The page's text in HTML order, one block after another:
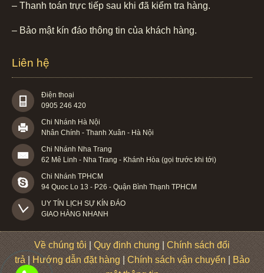
– Thanh toán trực tiếp sau khi đã kiểm tra hàng.
– Bảo mật kín đáo thông tin của khách hàng.
Liên hệ
Điện thoại
0905 246 420
Chi Nhánh Hà Nội
Nhân Chính - Thanh Xuân - Hà Nội
Chi Nhánh Nha Trang
62 Mê Linh - Nha Trang - Khánh Hòa (gọi trước khi tới)
Chi Nhánh TPHCM
94 Quoc Lo 13 - P26 - Quận Bình Thạnh TPHCM
UY TÍN LỊCH SỰ KÍN ĐÁO
GIAO HÀNG NHANH
Về chúng tôi|Quy định chung|Chính sách đổi
trả|Hướng dẫn đặt hàng|Chính sách vận chuyển|Bảo